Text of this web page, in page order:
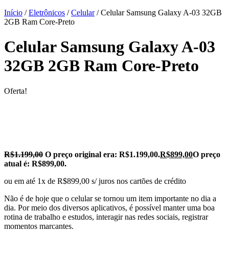
Início /Eletrônicos /Celular/ Celular Samsung Galaxy A-03 32GB
2GB Ram Core-Preto
Celular Samsung Galaxy A-03
32GB 2GB Ram Core-Preto
Oferta!
R$1.199,00 O preço original era: R$1.199,00.R$899,00O preço
atual é: R$899,00.
ou em até 1x de R$899,00 s/ juros nos cartões de crédito
Não é de hoje que o celular se tornou um item importante no dia a
dia. Por meio dos diversos aplicativos, é possível manter uma boa
rotina de trabalho e estudos, interagir nas redes sociais, registrar
momentos marcantes.